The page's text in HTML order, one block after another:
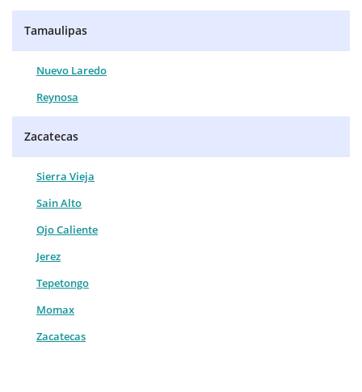
Tamaulipas
Nuevo Laredo
Reynosa
Zacatecas
Sierra Vieja
Sain Alto
Ojo Caliente
Jerez
Tepetongo
Momax
Zacatecas